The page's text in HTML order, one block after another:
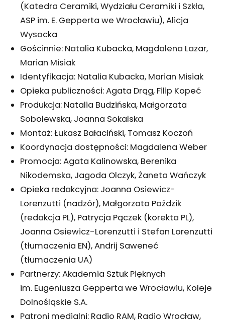
(Katedra Ceramiki, Wydziału Ceramiki i Szkła,
ASP im. E. Gepperta we Wrocławiu), Alicja
Wysocka
Gościnnie: Natalia Kubacka, Magdalena Lazar,
Marian Misiak
Identyfikacja: Natalia Kubacka, Marian Misiak
Opieka publiczności: Agata Drąg, Filip Kopeć
Produkcja: Natalia Budzińska, Małgorzata
Sobolewska, Joanna Sokalska
Montaż: Łukasz Bałaciński, Tomasz Koczoń
Koordynacja dostępności: Magdalena Weber
Promocja: Agata Kalinowska, Berenika
Nikodemska, Jagoda Olczyk, Żaneta Wańczyk
Opieka redakcyjna: Joanna Osiewicz-
Lorenzutti (nadzór), Małgorzata Poździk
(redakcja PL), Patrycja Pączek (korekta PL),
Joanna Osiewicz-Lorenzutti i Stefan Lorenzutti
(tłumaczenia EN), Andrij Saweneć
(tłumaczenia UA)
Partnerzy: Akademia Sztuk Pięknych
im. Eugeniusza Gepperta we Wrocławiu, Koleje
Dolnośląskie S.A.
Patroni medialni: Radio RAM, Radio Wrocław,